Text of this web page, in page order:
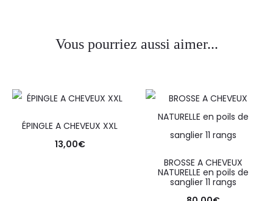
Vous pourriez aussi aimer...
ÉPINGLE A CHEVEUX XXL
13,00€
BROSSE A CHEVEUX
NATURELLE en poils de
sanglier 11 rangs